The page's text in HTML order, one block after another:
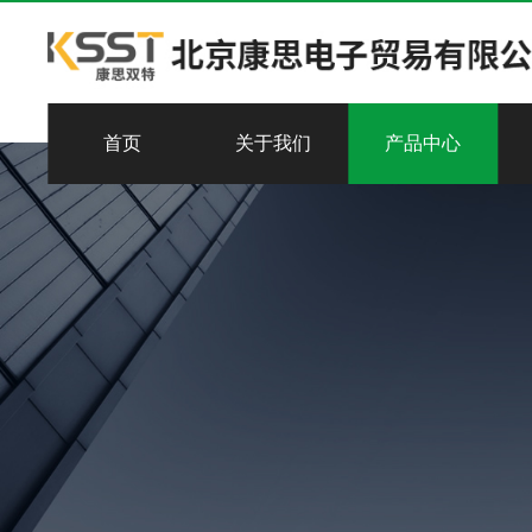
首页 关于我们 产品中心